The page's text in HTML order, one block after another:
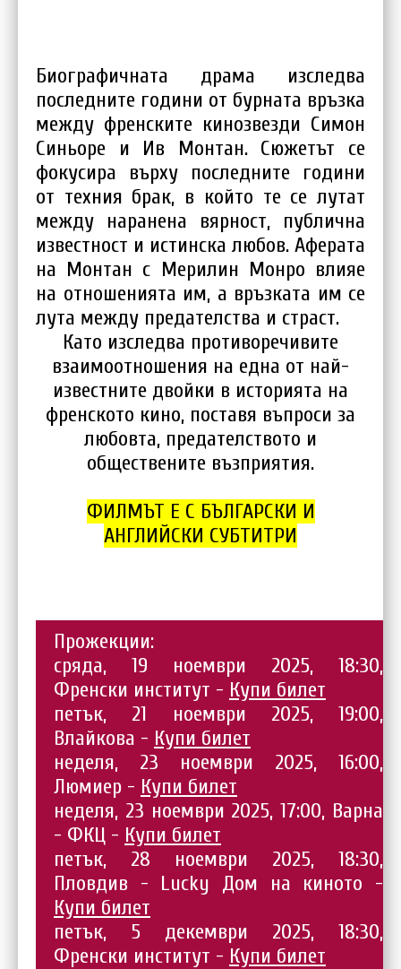
Биографичната драма изследва
последните години от бурната връзка
между френските кинозвезди Симон
Синьоре и Ив Монтан. Сюжетът се
фокусира върху последните години
от техния брак, в който те се лутат
между наранена вярност, публична
известност и истинска любов. Аферата
на Монтан с Мерилин Монро влияе
на отношенията им, а връзката им се
лута между предателства и страст.
Като изследва противоречивите
взаимоотношения на една от най-
известните двойки в историята на
френското кино, поставя въпроси за
любовта, предателството и
обществените възприятия.
ФИЛМЪТ Е С БЪЛГАРСКИ И
АНГЛИЙСКИ СУБТИТРИ
Прожекции:
сряда, 19 ноември 2025, 18:30,
Френски институт - Купи билет
петък, 21 ноември 2025, 19:00,
Влайкова - Купи билет
неделя, 23 ноември 2025, 16:00,
Люмиер - Купи билет
неделя, 23 ноември 2025, 17:00, Варна
- ФКЦ - Купи билет
петък, 28 ноември 2025, 18:30,
Пловдив - Lucky Дом на киното -
Купи билет
петък, 5 декември 2025, 18:30,
Френски институт - Купи билет